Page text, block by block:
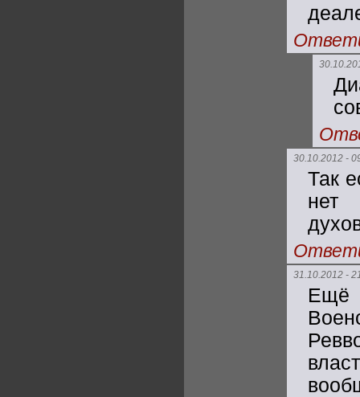
30.10.2012 -
Так
нет
31.10.2012 -
Ещё